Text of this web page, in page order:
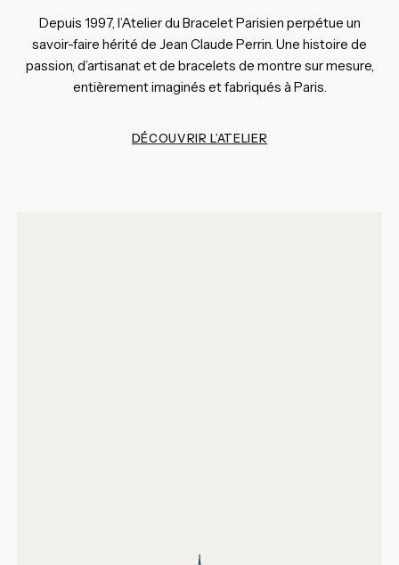
Depuis 1997, l’Atelier du Bracelet Parisien perpétue un
savoir-faire hérité de Jean Claude Perrin. Une histoire de
passion, d’artisanat et de bracelets de montre sur mesure,
entièrement imaginés et fabriqués à Paris.
DÉCOUVRIR L’ATELIER